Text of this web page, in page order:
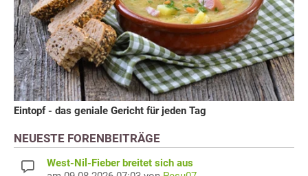
Eintopf - das geniale Gericht für jeden Tag
NEUESTE FORENBEITRÄGE
West-Nil-Fieber breitet sich aus